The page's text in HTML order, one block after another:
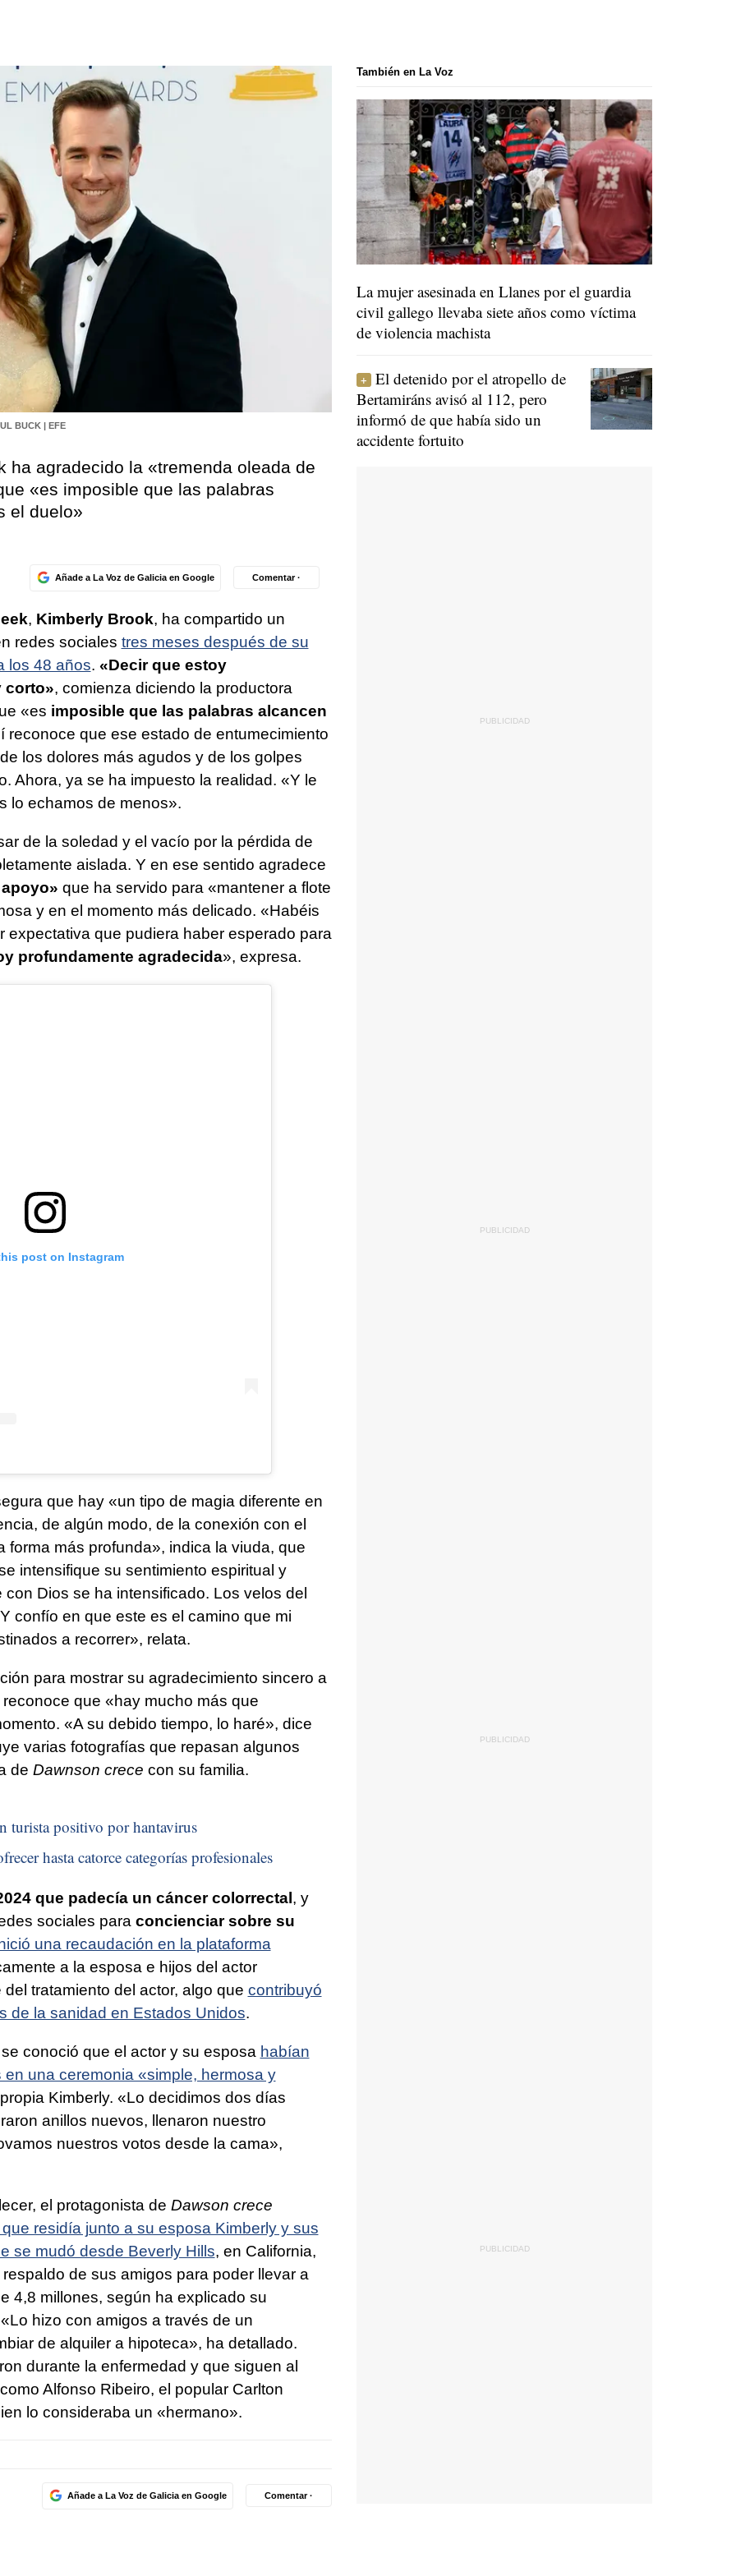
BUCK | EFE
ha agradecido la «tremenda oleada de
«es imposible que las palabras
el duelo»
Añade a La Voz de Galicia en Google Comentar ·
, Kimberly Brook, ha compartido un
redes sociales tres meses después de su
los 48 años. «Decir que estoy
corto», comienza diciendo la productora
«es imposible que las palabras alcancen
reconoce que ese estado de entumecimiento
los dolores más agudos y de los golpes
Ahora, ya se ha impuesto la realidad. «Y le
lo echamos de menos».
de la soledad y el vacío por la pérdida de
aislada. Y en ese sentido agradece
que ha servido para «mantener a flote
y en el momento más delicado. «Habéis
que pudiera haber esperado para
profundamente agradecida», expresa.
post on Instagram
que hay «un tipo de magia diferente en
de algún modo, de la conexión con el
forma más profunda», indica la viuda, que
intensifique su sentimiento espiritual y
Dios se ha intensificado. Los velos del
confío en que este es el camino que mi
a recorrer», relata.
para mostrar su agradecimiento sincero a
que «hay mucho más que
«A su debido tiempo, lo haré», dice
varias fotografías que repasan algunos
de Dawnson crece con su familia.
turista positivo por hantavirus
hasta catorce categorías profesionales
que padecía un cáncer colorrectal , y
sociales para concienciar sobre su
una recaudación en la plataforma
a la esposa e hijos del actor
tratamiento del actor, algo que contribuyó
de la sanidad en Estados Unidos.
conoció que el actor y su esposa habían
una ceremonia «simple, hermosa y
Kimberly. «Lo decidimos dos días
anillos nuevos, llenaron nuestro
nuestros votos desde la cama»,
el protagonista de Dawson crece
residía junto a su esposa Kimberly y sus
se mudó desde Beverly Hills, en California,
de sus amigos para poder llevar a
4,8 millones, según ha explicado su
hizo con amigos a través de un
de alquiler a hipoteca», ha detallado.
durante la enfermedad y que siguen al
Alfonso Ribeiro, el popular Carlton
lo consideraba un «hermano».
Añade a La Voz de Galicia en Google Comentar ·
También en La Voz
La mujer asesinada en Llanes por el guardia
civil gallego llevaba siete años como víctima
de violencia machista
El detenido por el atropello de
Bertamiráns avisó al 112, pero
informó de que había sido un
accidente fortuito